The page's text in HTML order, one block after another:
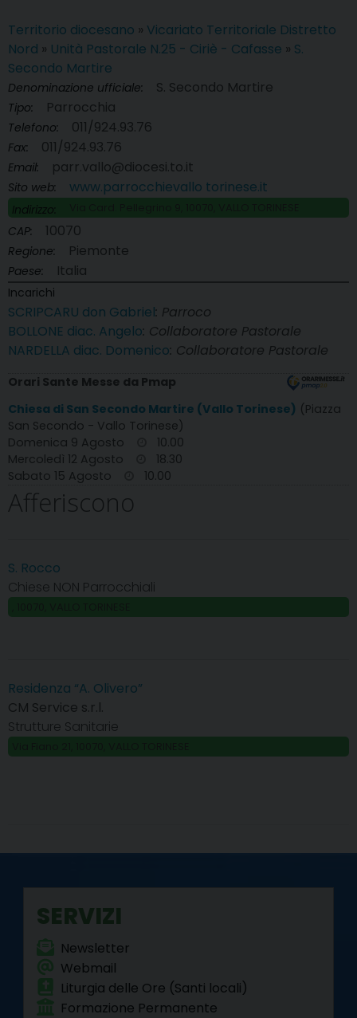
Territorio diocesano » Vicariato Territoriale Distretto
Nord » Unità Pastorale N.25 - Ciriè - Cafasse » S.
Secondo Martire
Denominazione ufficiale: S. Secondo Martire
Tipo: Parrocchia
Telefono: 011/924.93.76
Fax: 011/924.93.76
Email: parr.vallo@diocesi.to.it
Sito web: www.parrocchievallo torinese.it
Indirizzo:
CAP: 10070
Regione: Piemonte
Paese: Italia
Incarichi
SCRIPCARU don Gabriel : Parroco
BOLLONE diac. Angelo : Collaboratore Pastorale
NARDELLA diac. Domenico : Collaboratore Pastorale
Orari Sante Messe da Pmap
Chiesa di San Secondo Martire (Vallo Torinese) (Piazza
San Secondo - Vallo Torinese)
Domenica 9 Agosto
10.00
Mercoledì 12 Agosto
18.30
Sabato 15 Agosto
10.00
Afferiscono
S. Rocco
Chiese NON Parrocchiali
Residenza “A. Olivero”
CM Service s.r.l.
Strutture Sanitarie
SERVIZI
Newsletter
Webmail
Liturgia delle Ore (Santi locali)
Formazione Permanente